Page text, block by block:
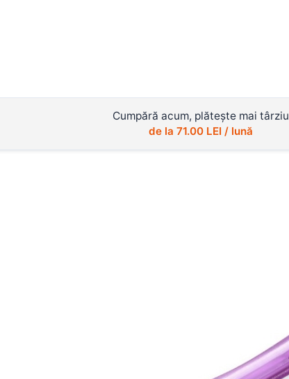
Cumpără acum, plătește mai târziu
de la 71.00 LEI / lună